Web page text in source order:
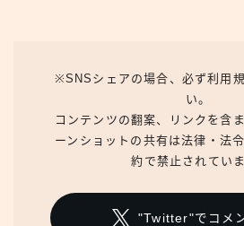
※SNSシェアの場合、必ず利用
い。
コンテンツの翻案、リンクを含
ーンショットの共有は法律・法
約で禁止されていま
"Twitter"でコメ